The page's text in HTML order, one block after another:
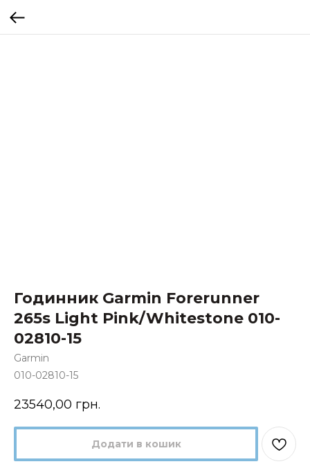
Годинник Garmin Forerunner
265s Light Pink/Whitestone 010-
02810-15
Garmin
010-02810-15
23540,00 грн.
Додати в кошик